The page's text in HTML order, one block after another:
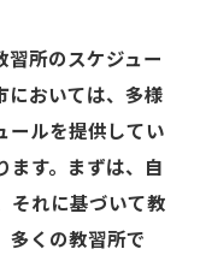
習所のスケジュー
においては、多様
ールを提供してい
ます。まずは、自
それに基づいて教
多くの教習所で